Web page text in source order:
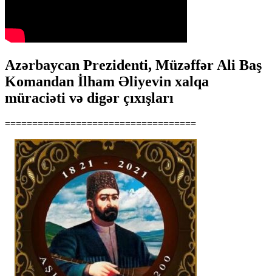
Azərbaycan Prezidenti, Müzəffər Ali Baş
Komandan İlham Əliyevin xalqa
müraciəti və digər çıxışları
===================================